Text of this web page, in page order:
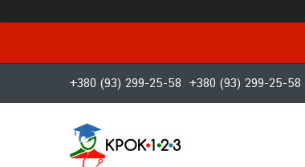
+380 (93) 299-25-58 +380 (93) 299-25-58